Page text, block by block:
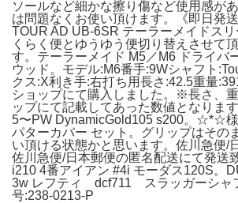
ソールなど細かな擦り傷など使用感が
は問題なくお使い頂けます。《即日発
TOUR AD UB-6SR テーラーメイドス
くらく便とゆうゆう便切り替えさせて
す。テーラーメイド M5／M6 ドライバ
ウッド。モデル:M6番手:9Wシャフト
クス:X利き手:右打ち用長さ:42.5重量
ショップにて購入しました。※長さ、
ップにて記載してあった数値となりま
5〜PW DynamicGold105 s200。☆*☆
パターカバー セット。グリップはその
い頂ける状態かと思います。佐川急便/
佐川急便/日本郵便の匿名配送にて発送
i210 4番アイアン #4i モーダス120S。
3w レフティ dcf711 スラッガーシャ
号:238-0213-P